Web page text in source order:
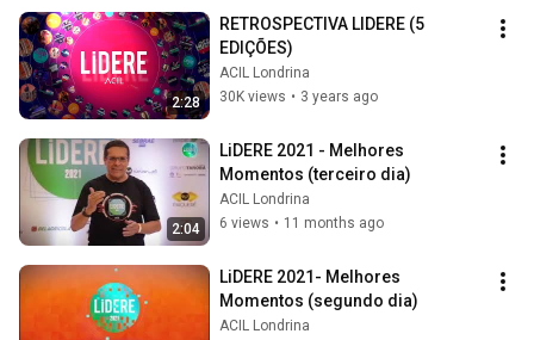
2:28
RETROSPECTIVA LIDERE (5
EDIÇÕES)
ACIL Londrina
30K views • 3 years ago
2:04
LiDERE 2021 - Melhores
Momentos (terceiro dia)
ACIL Londrina
6 views • 11 months ago
LiDERE 2021- Melhores
Momentos (segundo dia)
ACIL Londrina